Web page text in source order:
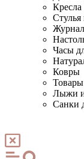
Часы
Ковры
Товары
Лыжи и
Санки